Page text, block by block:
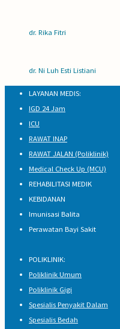
dr. Rika Fitri
dr. Ni Luh Esti Listiani
LAYANAN MEDIS:
IGD 24 Jam
ICU
RAWAT INAP
RAWAT JALAN (Poliklinik)
Medical Check Up (MCU)
REHABILITASI MEDIK
KEBIDANAN
Imunisasi Balita
Perawatan Bayi Sakit
POLIKLINIK:
Poliklinik Umum
Poliklinik Gigi
Spesialis Penyakit Dalam
Spesialis Bedah